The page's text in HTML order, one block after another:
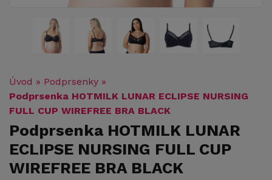
Úvod » Podprsenky »
Podprsenka HOTMILK LUNAR ECLIPSE NURSING
FULL CUP WIREFREE BRA BLACK
Podprsenka HOTMILK LUNAR
ECLIPSE NURSING FULL CUP
WIREFREE BRA BLACK